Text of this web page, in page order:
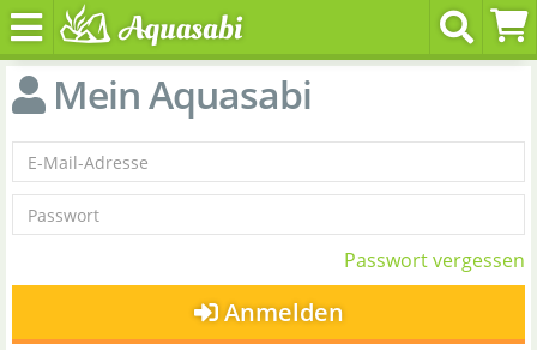
Mein Aquasabi
Passwort vergessen
Anmelden